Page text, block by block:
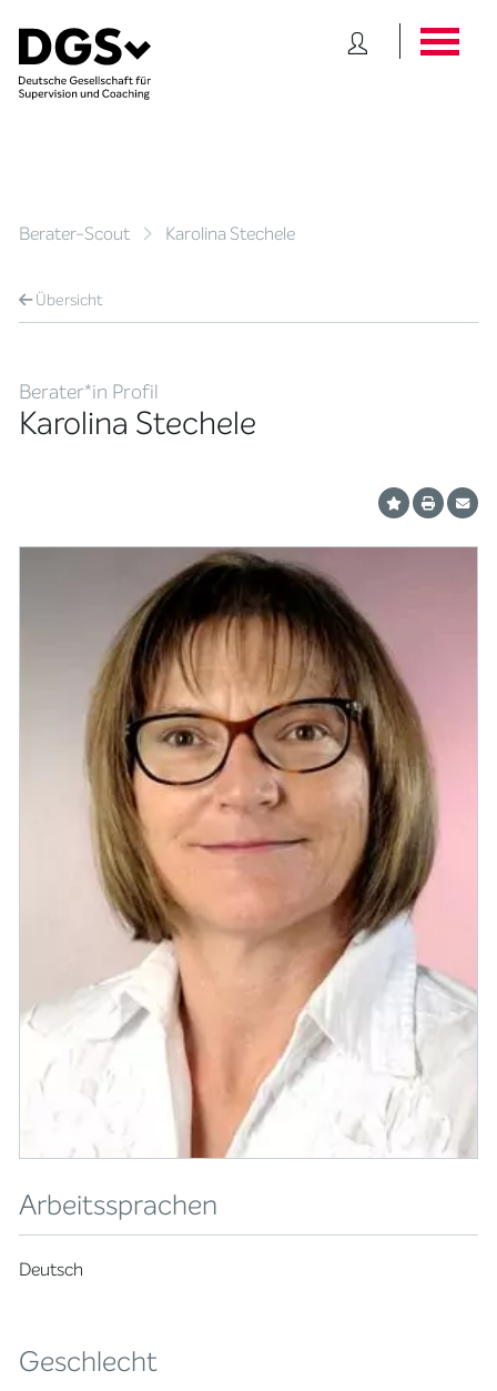
Berater-Scout Karolina Stechele
Übersicht
Berater*in Profil
Karolina Stechele
Arbeitssprachen
Deutsch
Geschlecht